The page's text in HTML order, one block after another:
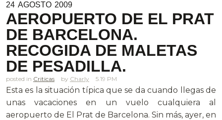
24 AGOSTO 2009
AEROPUERTO DE EL PRAT
DE BARCELONA.
RECOGIDA DE MALETAS
DE PESADILLA.
posted in Criticas Charly 5.19 PM
Esta es la situación típica que se da cuando llegas de
unas vacaciones en un vuelo cualquiera al
aeropuerto de El Prat de Barcelona. Sin más, ayer, en